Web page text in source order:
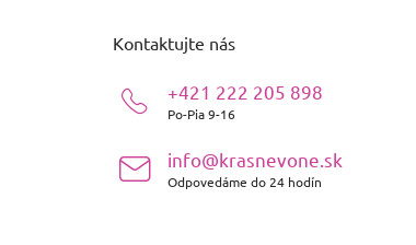
Kontaktujte nás
+421 222 205 898
Po-Pia 9-16
info@krasnevone.sk
Odpovedáme do 24 hodín